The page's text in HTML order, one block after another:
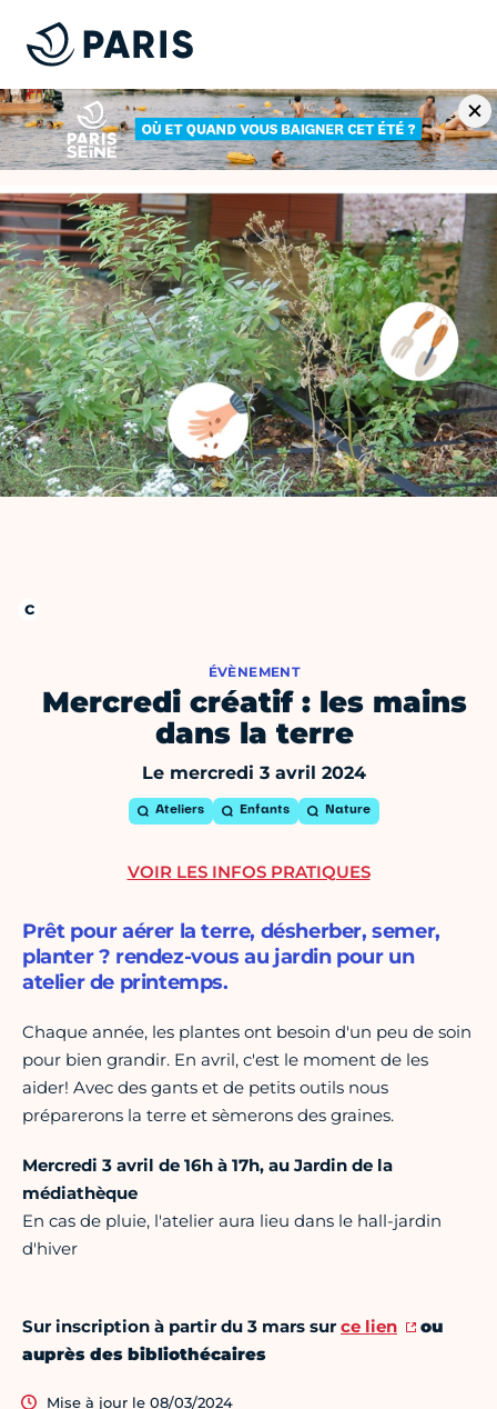
ÉVÈNEMENT
Mercredi créatif : les mains
dans la terre
Le mercredi 3 avril 2024
Ateliers Enfants Nature
Prêt pour aérer la terre, désherber, semer,
planter ? rendez-vous au jardin pour un
atelier de printemps.
Chaque année, les plantes ont besoin d'un peu de soin
pour bien grandir. En avril, c'est le moment de les
aider! Avec des gants et de petits outils nous
préparerons la terre et sèmerons des graines.
Mercredi 3 avril de 16h à 17h, au Jardin de la
médiathèque
En cas de pluie, l'atelier aura lieu dans le hall-jardin
d'hiver
Sur inscription à partir du 3 mars surce lien
ou
auprès des bibliothécaires
Mise à jour le 08/03/2024
VOIR LES INFOS PRATIQUES